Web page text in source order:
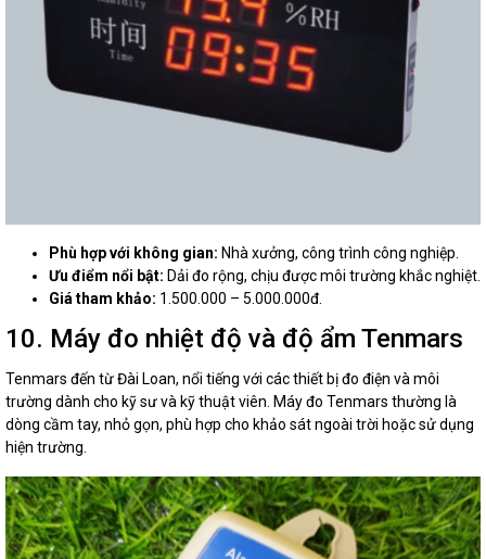
Phù hợp với không gian: Nhà xưởng, công trình công nghiệp.
Ưu điểm nổi bật: Dải đo rộng, chịu được môi trường khắc nghiệt.
Giá tham khảo: 1.500.000 – 5.000.000đ.
10. Máy đo nhiệt độ và độ ẩm Tenmars
Tenmars đến từ Đài Loan, nổi tiếng với các thiết bị đo điện và môi
trường dành cho kỹ sư và kỹ thuật viên. Máy đo Tenmars thường là
dòng cầm tay, nhỏ gọn, phù hợp cho khảo sát ngoài trời hoặc sử dụng
hiện trường.